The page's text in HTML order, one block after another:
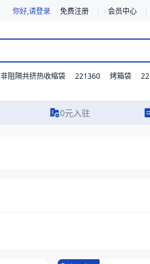
你好,请登录 免费注册 会员中心
非阻隔共挤热收缩袋 221360 烤箱袋
0元入驻